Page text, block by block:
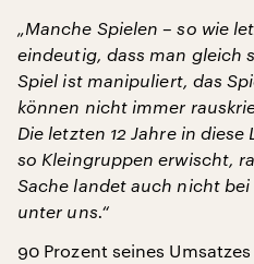
„Manche Spielen – so wie
eindeutig, dass man gleich
Spiel ist manipuliert, das
können nicht immer
Die letzten 12 Jahre in
so Kleingruppen erwischt,
Sache landet auch nicht
unter uns.“
90 Prozent seines